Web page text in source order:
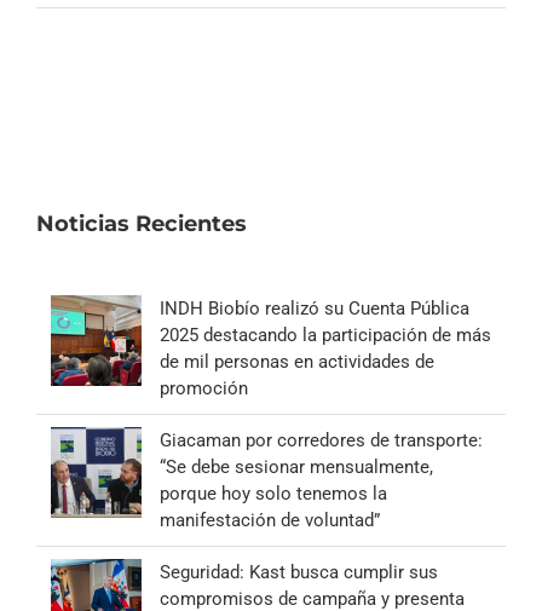
Noticias Recientes
INDH Biobío realizó su Cuenta Pública
2025 destacando la participación de más
de mil personas en actividades de
promoción
Giacaman por corredores de transporte:
“Se debe sesionar mensualmente,
porque hoy solo tenemos la
manifestación de voluntad”
Seguridad: Kast busca cumplir sus
compromisos de campaña y presenta